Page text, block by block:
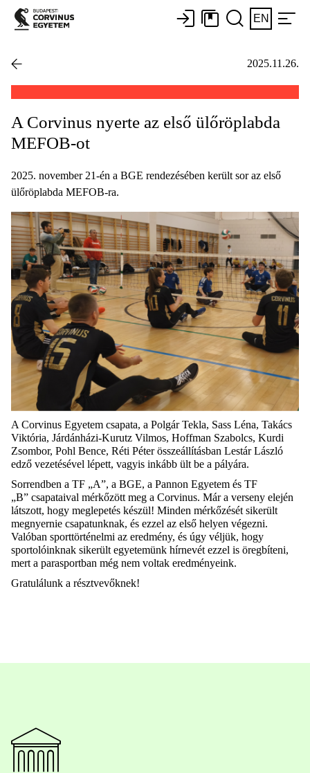
EN
2025.11.26.
A Corvinus nyerte az első ülőröplabda
MEFOB-ot
2025. november 21-én a BGE rendezésében került sor az első
ülőröplabda MEFOB-ra.
A Corvinus Egyetem csapata, a Polgár Tekla, Sass Léna, Takács
Viktória, Járdánházi-Kurutz Vilmos, Hoffman Szabolcs, Kurdi
Zsombor, Pohl Bence, Réti Péter összeállításban Lestár László
edző vezetésével lépett, vagyis inkább ült be a pályára.
Sorrendben a TF „A”, a BGE, a Pannon Egyetem és TF
„B” csapataival mérkőzött meg a Corvinus. Már a verseny elején
látszott, hogy meglepetés készül! Minden mérkőzését sikerült
megnyernie csapatunknak, és ezzel az első helyen végezni.
Valóban sporttörténelmi az eredmény, és úgy véljük, hogy
sportolóinknak sikerült egyetemünk hírnevét ezzel is öregbíteni,
mert a parasportban még nem voltak eredményeink.
Gratulálunk a résztvevőknek!